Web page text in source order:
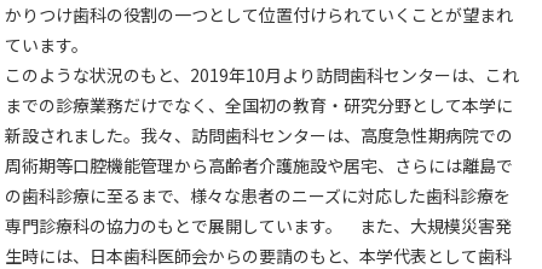
かりつけ歯科の役割の一つとして位置付けられていくことが望まれ
ています。
このような状況のもと、2019年10月より訪問歯科センターは、これ
までの診療業務だけでなく、全国初の教育・研究分野として本学に
新設されました。我々、訪問歯科センターは、高度急性期病院での
周術期等口腔機能管理から高齢者介護施設や居宅、さらには離島で
の歯科診療に至るまで、様々な患者のニーズに対応した歯科診療を
専門診療科の協力のもとで展開しています。 また、大規模災害発
生時には、日本歯科医師会からの要請のもと、本学代表として歯科